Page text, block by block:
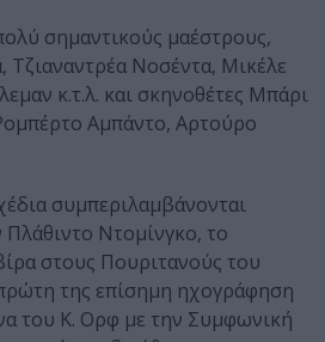
σημαντικούς μαέστρους,
Νοσέντα, Μικέλε
κ.τ.λ. και σκηνοθέτες Μπάρι
Αμπάντο, Αρτούρο
συμπεριλαμβάνονται
Πλάθιντο Ντομίνγκο, το
στους Πουριτανούς του
της επίσημη ηχογράφηση
του Κ. Ορφ με την Συμφωνική